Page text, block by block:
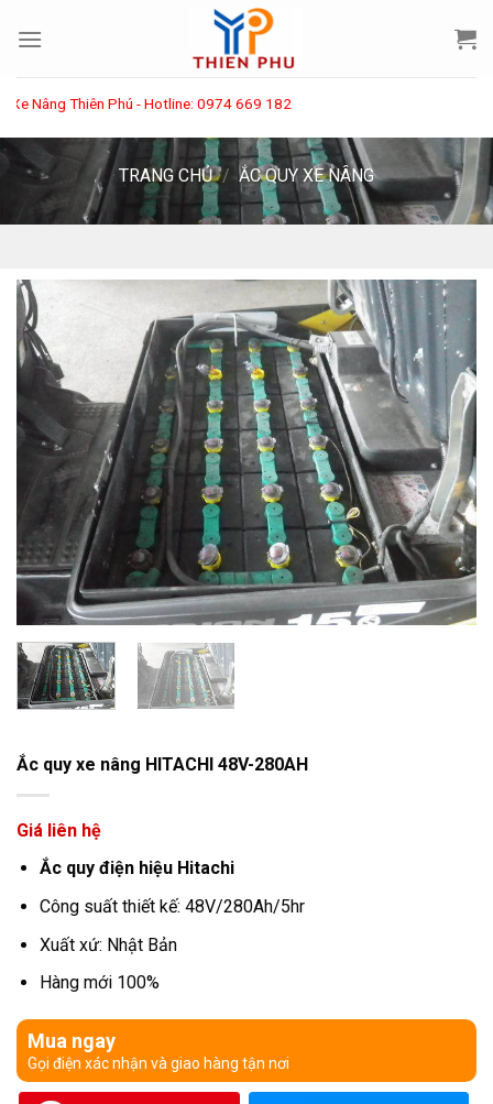
Thiên Phú - Hotline: 0974 669 182
TRANG CHỦ / ẮC QUY XE NÂNG
Ắc quy xe nâng HITACHI 48V-280AH
Giá liên hệ
Ắc quy điện hiệu Hitachi
Công suất thiết kế: 48V/280Ah/5hr
Xuất xứ: Nhật Bản
Hàng mới 100%
Mua ngay
Gọi điện xác nhận và giao hàng tận nơi